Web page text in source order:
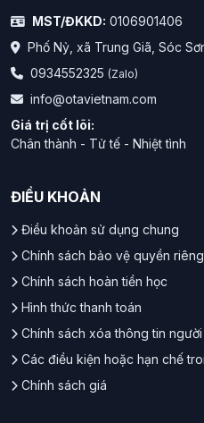
MST/ĐKKD: 0106901406
Phố Nỷ, xã Trung Giã, Sóc
0934552325 (Zalo)
info@otavietnam.com
Giá trị cốt lõi:
Chân thành - Tử tế - Nhiệt tình
ĐIỀU KHOẢN
Điều khoản sử dụng chung
Chính sách bảo vệ quyền
Chính sách hoàn tiền học
Hình thức thanh toán
Chính sách xóa thông tin
Các điều kiện hoặc hạn chế
Chính sách giá